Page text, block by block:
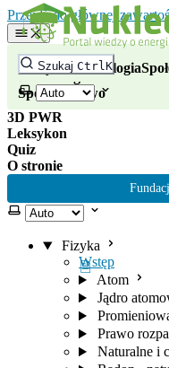
Przejdź do głównej
Szukaj CtrlK
FizykaTechnologia
Wybierz motyw
Fizyka
Wstęp
Atom
Jądro
Prawo
Naturalne i
Fizyka
Technologia
Społeczeństwo
3D PWR
Leksykon
Quiz
O stronie
Wybierz motyw